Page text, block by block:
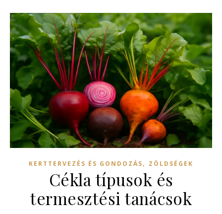
KERTTERVEZÉS ÉS GONDOZÁS, ZÖLDSÉGEK
Cékla típusok és
termesztési tanácsok